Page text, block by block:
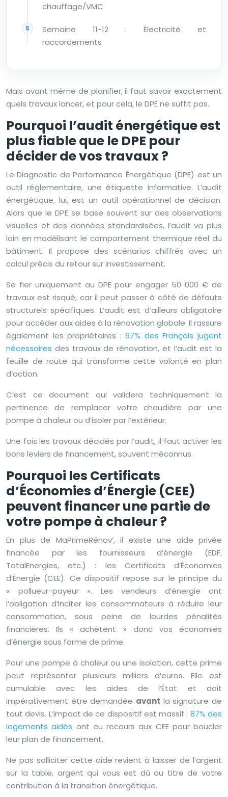
chauffage/VMC
Semaine 11-12 : Électricité et
raccordements
Mais avant même de planifier, il faut savoir exactement
quels travaux lancer, et pour cela, le DPE ne suffit pas.
Pourquoi l’audit énergétique est
plus fiable que le DPE pour
décider de vos travaux ?
Le Diagnostic de Performance Énergétique (DPE) est un
outil réglementaire, une étiquette informative. L’audit
énergétique, lui, est un outil opérationnel de décision.
Alors que le DPE se base souvent sur des observations
visuelles et des données standardisées, l’audit va plus
loin en modélisant le comportement thermique réel du
bâtiment. Il propose des scénarios chiffrés avec un
calcul précis du retour sur investissement.
Se fier uniquement au DPE pour engager 50 000 € de
travaux est risqué, car il peut passer à côté de défauts
structurels spécifiques. L’audit est d’ailleurs obligatoire
pour accéder aux aides à la rénovation globale. Il rassure
également les propriétaires :67% des Français jugent
nécessaires des travaux de rénovation, et l’audit est la
feuille de route qui transforme cette volonté en plan
d’action.
C’est ce document qui validera techniquement la
pertinence de remplacer votre chaudière par une
pompe à chaleur ou d’isoler par l’extérieur.
Une fois les travaux décidés par l’audit, il faut activer les
bons leviers de financement, souvent méconnus.
Pourquoi les Certificats
d’Économies d’Énergie (CEE)
peuvent financer une partie de
votre pompe à chaleur ?
En plus de MaPrimeRénov’, il existe une aide privée
financée par les fournisseurs d’énergie (EDF,
TotalEnergies, etc.) : les Certificats d’Économies
d’Énergie (CEE). Ce dispositif repose sur le principe du
« pollueur-payeur ». Les vendeurs d’énergie ont
l’obligation d’inciter les consommateurs à réduire leur
consommation, sous peine de lourdes pénalités
financières. Ils « achètent » donc vos économies
d’énergie sous forme de prime.
Pour une pompe à chaleur ou une isolation, cette prime
peut représenter plusieurs milliers d’euros. Elle est
cumulable avec les aides de l’État et doit
impérativement être demandée avant la signature de
tout devis. L’impact de ce dispositif est massif : 87% des
logements aidés ont eu recours aux CEE pour boucler
leur plan de financement.
Ne pas solliciter cette aide revient à laisser de l’argent
sur la table, argent qui vous est dû au titre de votre
contribution à la transition énergétique.